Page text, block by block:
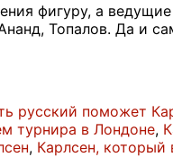
фигуру, а
Топалов. Да и
русский поможет
турнира в Лондоне,
, Карлсен, который